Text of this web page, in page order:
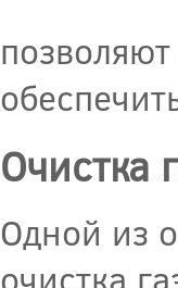
Очистка
Одной из
очистка